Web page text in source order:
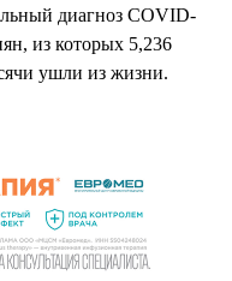
диагноз COVID-
из которых 5,236
ушли из жизни.